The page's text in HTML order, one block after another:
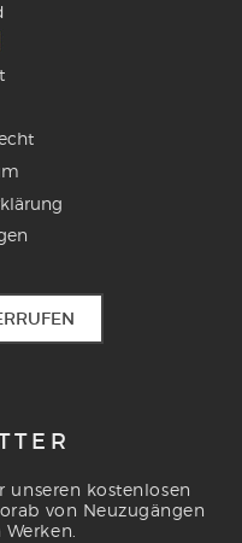
unseren kostenlosen
von Neuzugängen